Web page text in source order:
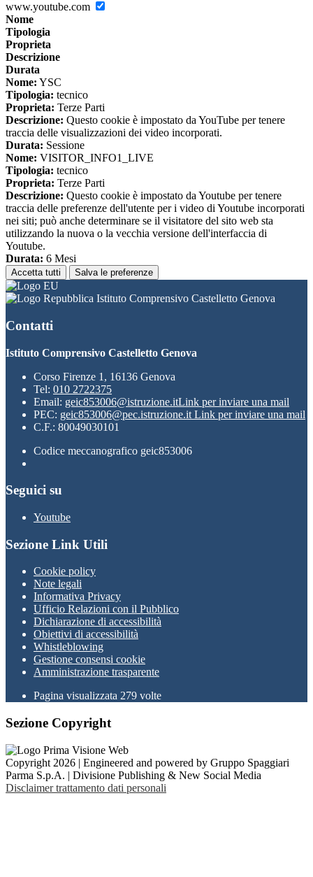
www.youtube.com
Nome
Tipologia
Proprieta
Descrizione
Durata
Nome: YSC
Tipologia: tecnico
Proprieta: Terze Parti
Descrizione: Questo cookie è impostato da YouTube per tenere
traccia delle visualizzazioni dei video incorporati.
Durata: Sessione
Nome: VISITOR_INFO1_LIVE
Tipologia: tecnico
Proprieta: Terze Parti
Descrizione: Questo cookie è impostato da Youtube per tenere
traccia delle preferenze dell'utente per i video di Youtube incorporati
nei siti; può anche determinare se il visitatore del sito web sta
utilizzando la nuova o la vecchia versione dell'interfaccia di
Youtube.
Durata: 6 Mesi
Accetta tutti Salva le preferenze
Istituto Comprensivo Castelletto Genova
Contatti
Istituto Comprensivo Castelletto Genova
Corso Firenze 1, 16136 Genova
Tel: 010 2722375
Email: geic853006@istruzione.itLink per inviare una mail
PEC: geic853006@pec.istruzione.it Link per inviare una mail
C.F.: 80049030101
Codice meccanografico geic853006
Seguici su
Youtube
Sezione Link Utili
Cookie policy
Note legali
Informativa Privacy
Ufficio Relazioni con il Pubblico
Dichiarazione di accessibilità
Obiettivi di accessibilità
Whistleblowing
Gestione consensi cookie
Amministrazione trasparente
Pagina visualizzata 279 volte
Sezione Copyright
Copyright 2026 | Engineered and powered by Gruppo Spaggiari
Parma S.p.A. | Divisione Publishing & New Social Media
Disclaimer trattamento dati personali